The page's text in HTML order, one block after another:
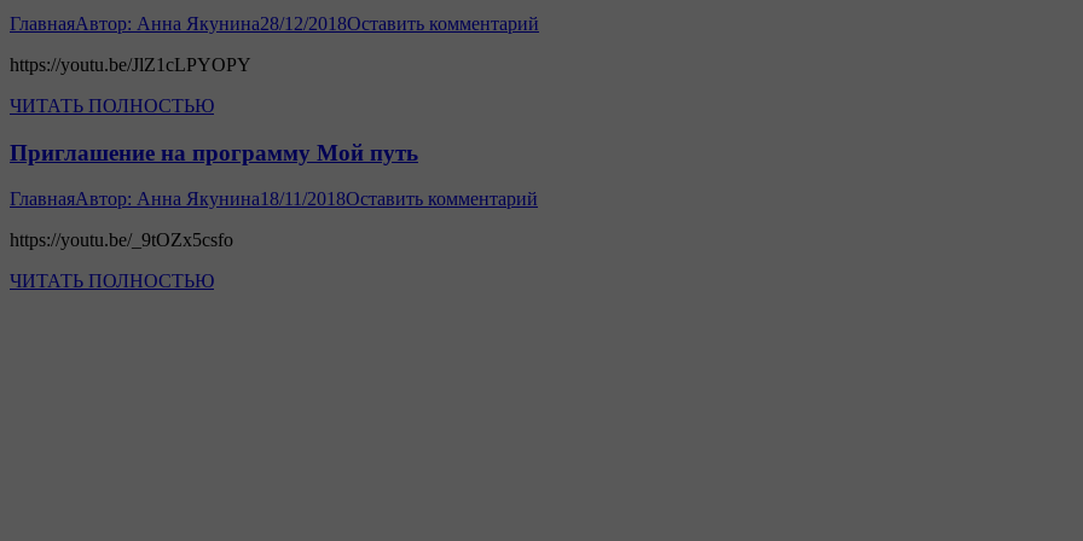
ГлавнаяАвтор: Анна Якунина28/12/2018Оставить комментарий
https://youtu.be/JlZ1cLPYOPY
ЧИТАТЬ ПОЛНОСТЬЮ
Приглашение на программу Мой путь
ГлавнаяАвтор: Анна Якунина18/11/2018Оставить комментарий
https://youtu.be/_9tOZx5csfo
ЧИТАТЬ ПОЛНОСТЬЮ